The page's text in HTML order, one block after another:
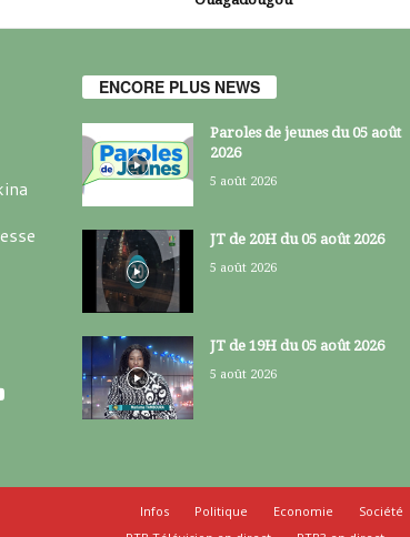
ENCORE PLUS NEWS
Paroles de jeunes du 05 août
2026
5 août 2026
JT de 20H du 05 août 2026
5 août 2026
JT de 19H du 05 août 2026
5 août 2026
Infos Politique Economie Société